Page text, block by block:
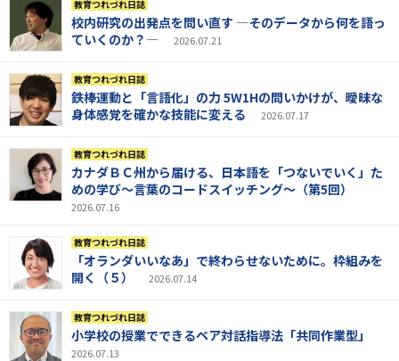
教育つれづれ日誌
校内研究の出発点を問い直す ―そのデータから何を語っ
ていくのか？―
2026.07.21
教育つれづれ日誌
鉄棒運動と「言語化」の力 5W1Hの問いかけが、曖昧な
身体感覚を確かな技能に変える
2026.07.17
教育つれづれ日誌
カナダＢＣ州から届ける、日本語を「つないでいく」た
めの学び～言葉のコードスイッチング～（第5回）
2026.07.16
教育つれづれ日誌
「オランダいいなあ」で終わらせないために。枠組みを
開く（５）
2026.07.14
教育つれづれ日誌
小学校の授業でできるペア対話指導法「共同作業型」
2026.07.13